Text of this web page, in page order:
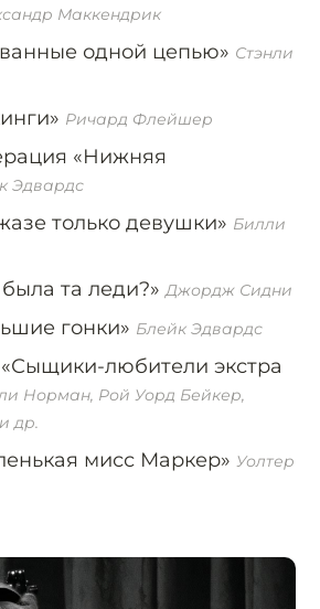
Маккендрик
одной цепью» Стэнли
Ричард Флейшер
«Нижняя
Эдвардс
только девушки» Билли
была та леди?» Джордж Сидни
гонки» Блейк Эдвардс
«Сыщики-любители экстра
Норман, Рой Уорд Бейкер,
др.
мисс Маркер» Уолтер